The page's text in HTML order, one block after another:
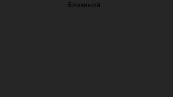
Блохиной